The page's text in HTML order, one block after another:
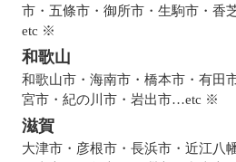
市・五條市・御所市・生駒市・香
etc ※
和歌山
和歌山市・海南市・橋本市・有田
宮市・紀の川市・岩出市…etc ※
滋賀
大津市・彦根市・長浜市・近江八